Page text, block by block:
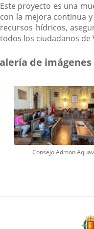
Este proyecto es una
con la mejora continua
recursos hídricos,
todos los ciudadanos de
de imágenes
Consejo Admon